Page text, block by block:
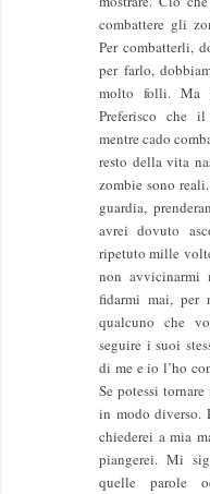
combattere gli
Per combatterli,
per farlo,
molto folli. Ma
Preferisco che
mentre cado
resto della vita
zombie sono
guardia,
avrei dovuto
ripetuto mille
non
fidarmi mai, per
qualcuno che
seguire i suoi
di me e io l’ho
Se potessi
in modo diverso.
chiederei a mia
piangerei. Mi
quelle parole